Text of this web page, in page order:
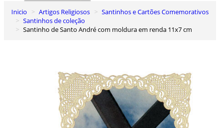
0
Carrinho de Compras
Inicio Artigos Religiosos
Santinhos e Cartões Comemorativos
Santinhos de coleção
Santinho de Santo André com moldura em renda 11x7 cm